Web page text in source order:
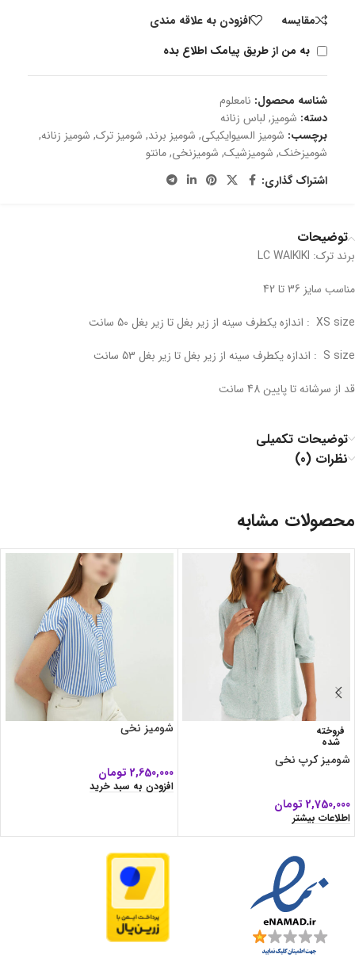
مقايسه
افزودن به علاقه مندی
به من از طریق پیامک اطلاع بده
شناسه محصول: نامعلوم
دسته: شومیز, لباس زنانه
برچسب: شومیز السیوایکیکی, شومیز برند, شومیز ترک, شومیز زنانه,
شومیزخنک, شومیزشیک, شومیزنخی,مانتو
اشتراک گذاری:
توضیحات
برند ترک: LC WAIKIKI
مناسب سایز 36 تا 42
XS size : اندازه یکطرف سینه از زیر بغل تا زیر بغل 50 سانت
S size : اندازه یکطرف سینه از زیر بغل تا زیر بغل 53 سانت
قد از سرشانه تا پایین 48 سانت
توضیحات تکمیلی
نظرات (0)
محصولات مشابه
فروخته
شده
شومیز کرپ نخی
2,750,000 تومان
اطلاعات بیشتر
شومیز نخی
2,650,000 تومان
افزودن به سبد خرید